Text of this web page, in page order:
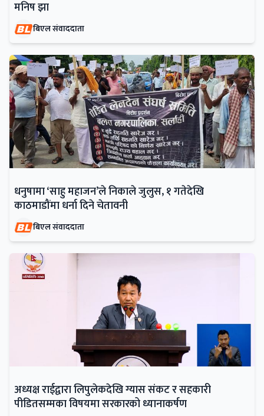
मनिष झा
बिएल संवाददाता
धनुषामा ‘साहु महाजन’ले निकाले जुलुस, १ गतेदेखि
काठमाडौंमा धर्ना दिने चेतावनी
बिएल संवाददाता
अध्यक्ष राईद्वारा लिपुलेकदेखि ग्यास संकट र सहकारी
पीडितसम्मका विषयमा सरकारको ध्यानाकर्षण